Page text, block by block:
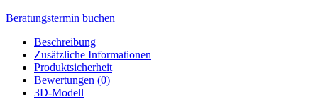
Beratungstermin buchen
Beschreibung
Zusätzliche Informationen
Produktsicherheit
Bewertungen (0)
3D-Modell